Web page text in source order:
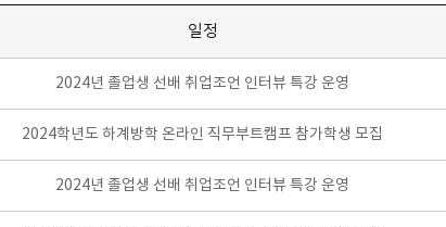
일정
2024년 졸업생 선배 취업조언 인터뷰 특강 운영
2024학년도 하계방학 온라인 직무부트캠프 참가학생 모집
2024년 졸업생 선배 취업조언 인터뷰 특강 운영